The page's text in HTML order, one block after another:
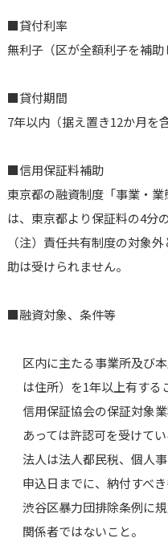
■貸付利率
無利子（区が全額利子を補助
■貸付期間
7年以内（据え置き12か月を含
■信用保証料補助
東京都の融資制度「事業・
は、東京都より保証料の4分
（注）責任共有制度の対象
助は受けられません。
■融資対象、条件等
区内に主たる事業所及び
は住所）を1年以上有する
信用保証協会の保証対象
あっては許認可を受けてい
法人は法人都民税、個人
申込日までに、納付すべ
渋谷区暴力団排除条例に
関係者ではないこと。